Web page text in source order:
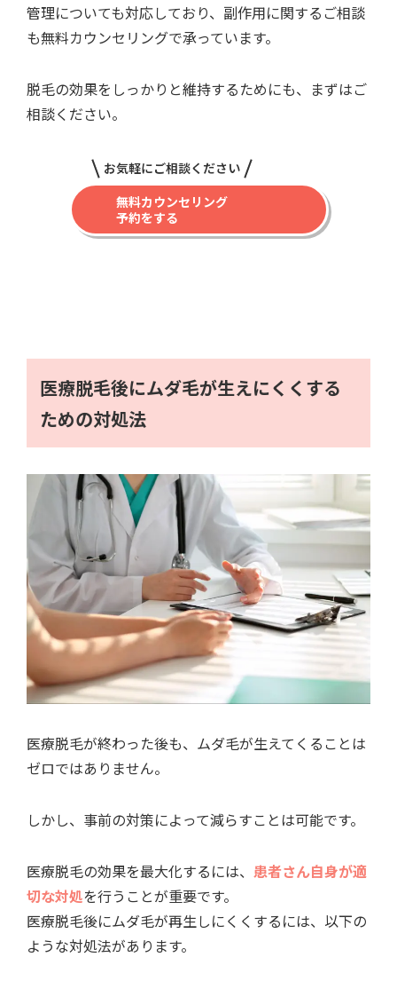
管理についても対応しており、副作用に関するご相談
も無料カウンセリングで承っています。
脱毛の効果をしっかりと維持するためにも、まずはご
相談ください。
お気軽にご相談ください
無料カウンセリング
予約をする
医療脱毛後にムダ毛が生えにくくする
ための対処法
医療脱毛が終わった後も、ムダ毛が生えてくることは
ゼロではありません。
しかし、事前の対策によって減らすことは可能です。
医療脱毛の効果を最大化するには、 患者さん自身が適
切な対処を行うことが重要です。
医療脱毛後にムダ毛が再生しにくくするには、以下の
ような対処法があります。